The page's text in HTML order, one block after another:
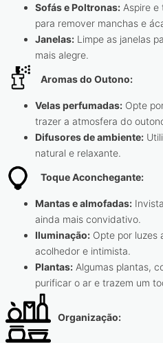
Sofás e Poltronas: Aspire
para remover manchas e
Janelas: Limpe as janelas
mais alegre.
Aromas do Outono:
Velas perfumadas: Opte
trazer a atmosfera do
Difusores de ambiente:
natural e relaxante.
Toque Aconchegante:
Mantas e almofadas:
ainda mais convidativo.
Iluminação: Opte por luzes
acolhedor e intimista.
Plantas: Algumas plantas,
purificar o ar e trazem um
Organização: